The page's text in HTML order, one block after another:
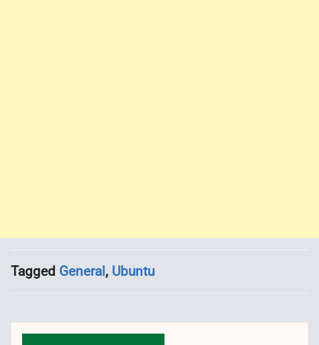
Tagged General, Ubuntu